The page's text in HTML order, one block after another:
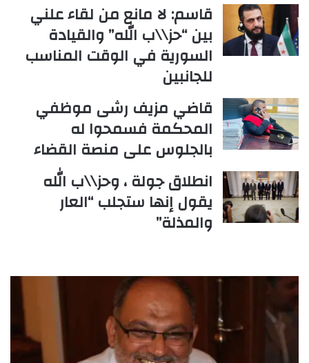
قاسم: لا مانع من لقاء علني
بين “حز\\ب الله” والقيادة
السورية في الوقت المناسب
للجانبين
قاضي مزيف رشى موظفي
المحكمة فسمحوا له
بالجلوس على منصة القضاء
انطلاق جولة ، وحز\\ب الله
يقول إنها ستجلب “العار
والمذلة”